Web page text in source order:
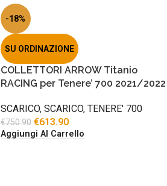
-18%
SU ORDINAZIONE
COLLETTORI ARROW Titanio
RACING per Tenere’ 700 2021/2022
SCARICO, SCARICO, TENERE' 700
€750.90 €613.90
Aggiungi Al Carrello